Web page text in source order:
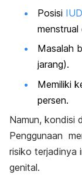
Posisi
menstrual
Masalah
jarang).
Memiliki
persen.
Namun, kondisi
Penggunaan
risiko terjadinya
genital.